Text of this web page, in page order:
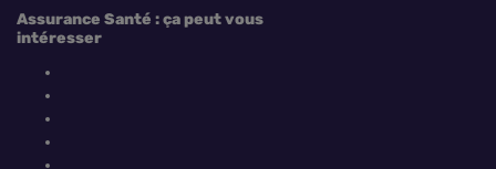
Assurance Santé : ça peut vous
intéresser